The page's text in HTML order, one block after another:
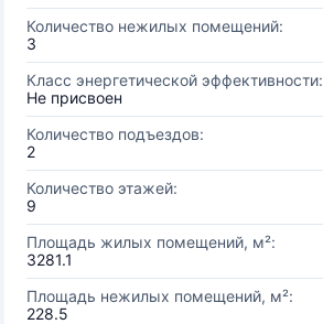
Количество нежилых помещений:
3
Класс энергетической эффективности:
Не присвоен
Количество подъездов:
2
Количество этажей:
9
Площадь жилых помещений, м²:
3281.1
Площадь нежилых помещений, м²:
228.5